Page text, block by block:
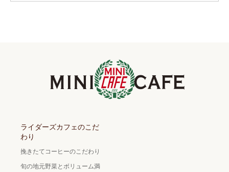
ライダーズカフェのこだ
わり
挽きたてコーヒーのこだわり
旬の地元野菜とボリューム満